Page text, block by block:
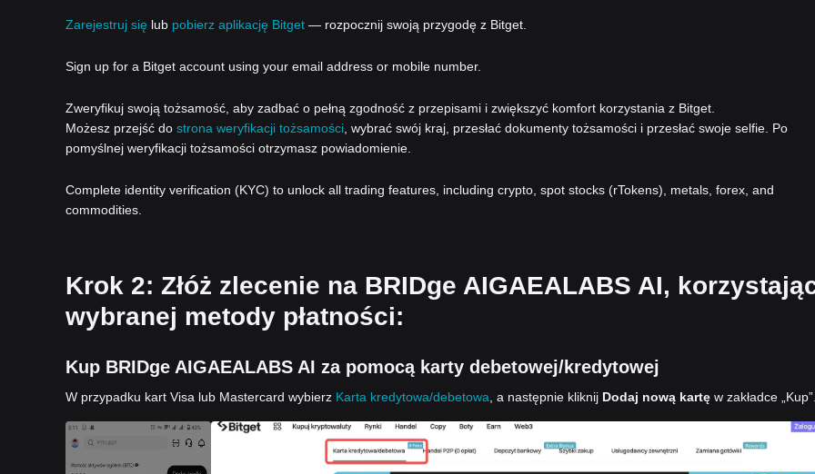
Zarejestruj się lub pobierz aplikację Bitget — rozpocznij swoją przygodę z Bitget.
Sign up for a Bitget account using your email address or mobile number.
Zweryfikuj swoją tożsamość, aby zadbać o pełną zgodność z przepisami i zwiększyć komfort korzystania z Bitget.
Możesz przejść do strona weryfikacji tożsamości , wybrać swój kraj, przesłać dokumenty tożsamości i przesłać swoje selfie. Po
pomyślnej weryfikacji tożsamości otrzymasz powiadomienie.
Complete identity verification (KYC) to unlock all trading features, including crypto, spot stocks (rTokens), metals, forex, and
commodities.
Krok 2: Złóż zlecenie na BRIDge AIGAEALABS AI,
wybranej metody płatności:
Kup BRIDge AIGAEALABS AI za pomocą karty debetowej/kredytowej
W przypadku kart Visa lub Mastercard wybierz Karta kredytowa/debetowa , a następnie kliknij Dodaj nową kartę w zakładce